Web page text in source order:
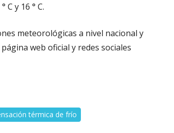
y 16 ° C.
meteorológicas a nivel nacional y
web oficial y redes sociales
térmica de frío